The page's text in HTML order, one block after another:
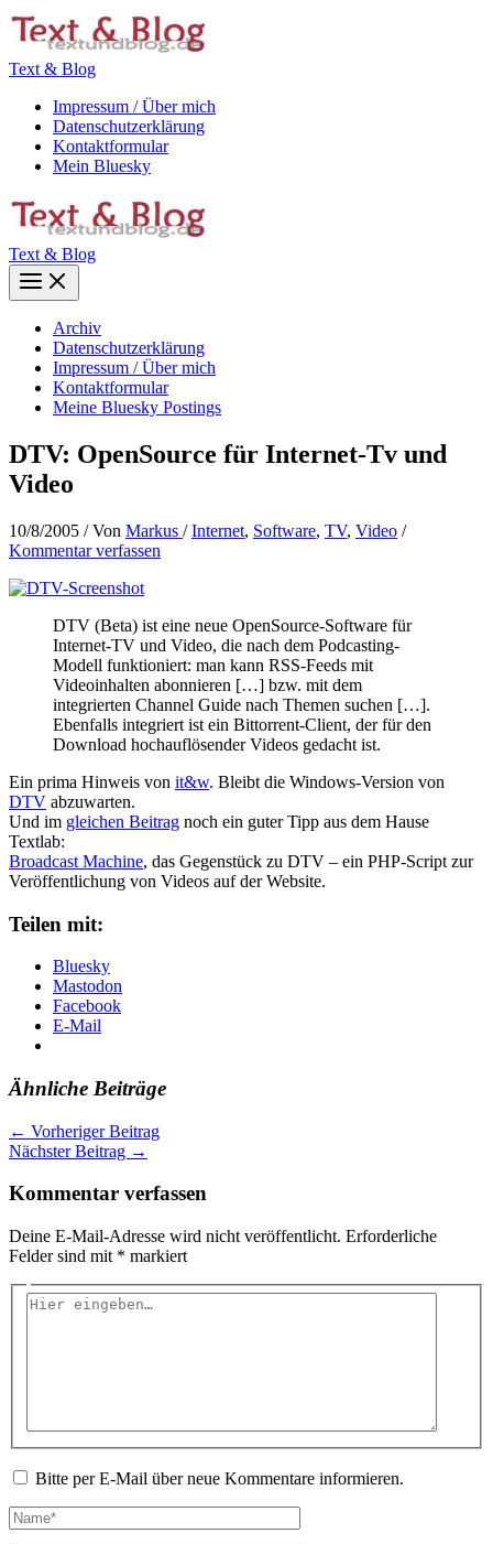
Zum
Inhalt
Text & Blog
Impressum / Über mich
Datenschutzerklärung
Kontaktformular
Mein Bluesky
Text & Blog
Main
Menu
Archiv
Datenschutzerklärung
Impressum / Über mich
Kontaktformular
Meine Bluesky Postings
DTV: OpenSource für Internet-Tv und
Video
10/8/2005 / Von Markus /Internet, Software, TV, Video /
Kommentar verfassen
DTV (Beta) ist eine neue OpenSource-Software für
Internet-TV und Video, die nach dem Podcasting-
Modell funktioniert: man kann RSS-Feeds mit
Videoinhalten abonnieren […] bzw. mit dem
integrierten Channel Guide nach Themen suchen […].
Ebenfalls integriert ist ein Bittorrent-Client, der für den
Download hochauflösender Videos gedacht ist.
Ein prima Hinweis von it&w. Bleibt die Windows-Version von
DTV abzuwarten.
Und im gleichen Beitrag noch ein guter Tipp aus dem Hause
Textlab:
Broadcast Machine, das Gegenstück zu DTV – ein PHP-Script zur
Veröffentlichung von Videos auf der Website.
Teilen mit:
Bluesky
Mastodon
Facebook
E-Mail
Ähnliche Beiträge
← Vorheriger Beitrag
Nächster Beitrag →
Kommentar verfassen
Deine E-Mail-Adresse wird nicht veröffentlicht. Erforderliche
Felder sind mit * markiert
Hier
Bitte per E-Mail über neue Kommentare informieren.
Name*